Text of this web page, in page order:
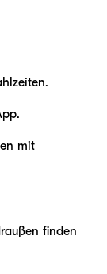
mit
finden